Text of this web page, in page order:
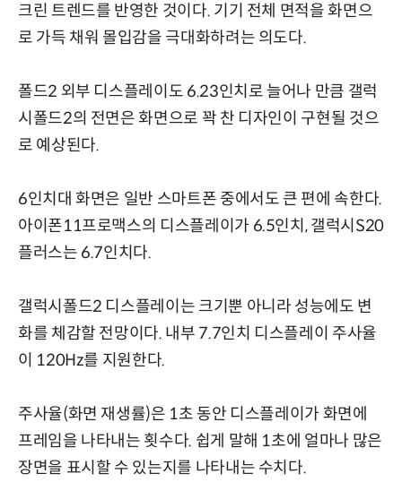
크린 트렌드를 반영한 것이다. 기기 전체 면적을 화면으
로 가득 채워 몰입감을 극대화하려는 의도다.
폴드2 외부 디스플레이도 6.23인치로 늘어나 만큼 갤럭
시폴드2의 전면은 화면으로 꽉 찬 디자인이 구현될 것으
로 예상된다.
6인치대 화면은 일반 스마트폰 중에서도 큰 편에 속한다.
아이폰11프로맥스의 디스플레이가 6.5인치, 갤럭시S20
플러스는 6.7인치다.
갤럭시폴드2 디스플레이는 크기뿐 아니라 성능에도 변
화를 체감할 전망이다. 내부 7.7인치 디스플레이 주사율
이 120Hz를 지원한다.
주사율(화면 재생률)은 1초 동안 디스플레이가 화면에
프레임을 나타내는 횟수다. 쉽게 말해 1초에 얼마나 많은
장면을 표시할 수 있는지를 나타내는 수치다.